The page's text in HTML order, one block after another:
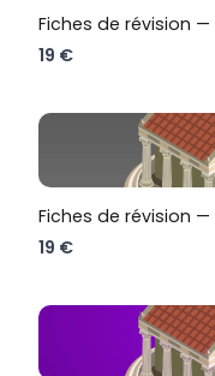
Fiches de révision
19 €
Fiches de révision
19 €